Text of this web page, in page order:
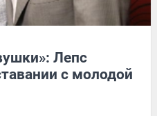
Лепс
с молодой